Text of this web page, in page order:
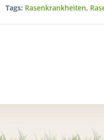
Tags: Rasenkrankheiten,